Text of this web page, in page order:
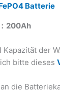
Batterie
200Ah
der
bitte dieses
die